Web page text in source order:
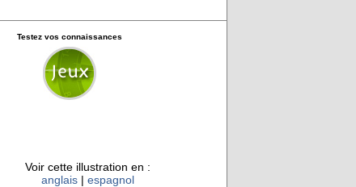
Testez vos connaissances
Voir cette illustration en :
anglais | espagnol